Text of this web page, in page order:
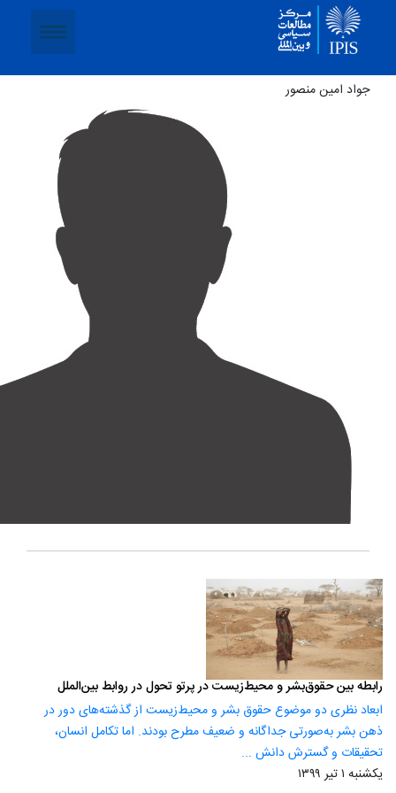
جواد امین منصور
رابطه بین حقوق‌بشر و محیط‌زیست در پرتو تحول در روابط بین‌الملل
ابعاد نظری دو موضوع حقوق بشر و محیط‌زیست از گذشته‌های دور در
ذهن بشر به‌صورتی جداگانه و ضعیف مطرح بودند. اما تکامل انسان،
تحقیقات و گسترش دانش ...
یکشنبه ۱ تیر ۱۳۹۹